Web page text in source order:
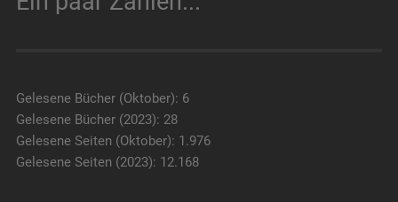
Gelesene Bücher (Oktober): 6
Gelesene Bücher (2023): 28
Gelesene Seiten (Oktober): 1.976
Gelesene Seiten (2023): 12.168